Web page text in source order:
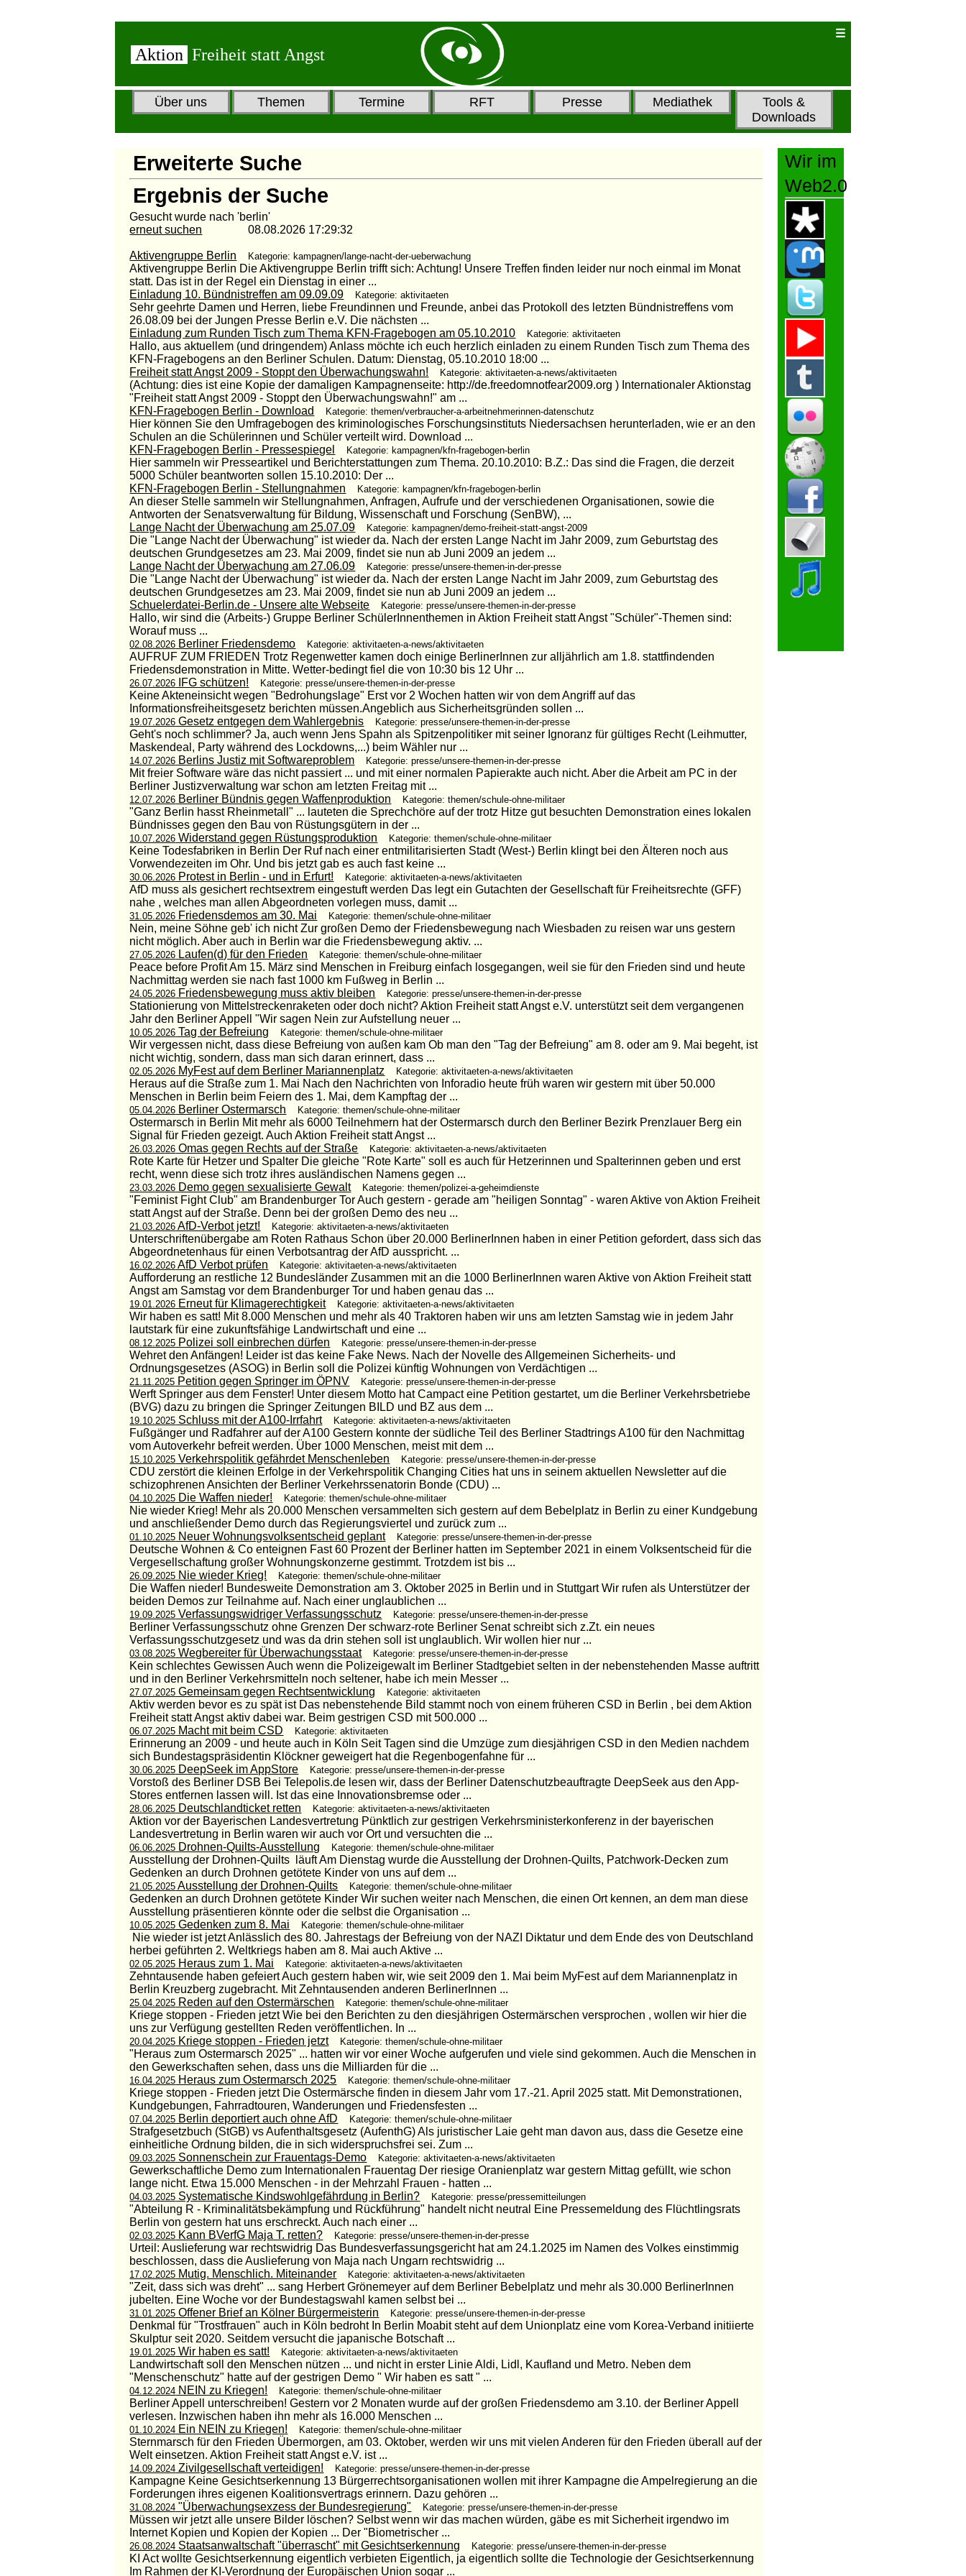
Aktion Freiheit statt Angst
Über uns Themen Termine RFT Presse Mediathek
Tools &
Downloads
Erweiterte Suche
Ergebnis der Suche
Gesucht wurde nach 'berlin'
erneut suchen 08.08.2026 17:29:32
Aktivengruppe Berlin Kategorie: kampagnen/lange-nacht-der-ueberwachung
Aktivengruppe Berlin Die Aktivengruppe Berlin trifft sich: Achtung! Unsere Treffen finden leider nur noch einmal im Monat
statt. Das ist in der Regel ein Dienstag in einer ...
Einladung 10. Bündnistreffen am 09.09.09
Kategorie: aktivitaeten
Sehr geehrte Damen und Herren, liebe Freundinnen und Freunde, anbei das Protokoll des letzten Bündnistreffens vom
26.08.09 bei der Jungen Presse Berlin e.V. Die nächsten ...
Einladung zum Runden Tisch zum Thema KFN-Fragebogen am 05.10.2010
Kategorie: aktivitaeten
Hallo, aus aktuellem (und dringendem) Anlass möchte ich euch herzlich einladen zu einem Runden Tisch zum Thema des
KFN-Fragebogens an den Berliner Schulen. Datum: Dienstag, 05.10.2010 18:00 ...
Freiheit statt Angst 2009 - Stoppt den Überwachungswahn!
Kategorie: aktivitaeten-a-news/aktivitaeten
(Achtung: dies ist eine Kopie der damaligen Kampagnenseite: http://de.freedomnotfear2009.org ) Internationaler Aktionstag
"Freiheit statt Angst 2009 - Stoppt den Überwachungswahn!" am ...
KFN-Fragebogen Berlin - Download
Kategorie: themen/verbraucher-a-arbeitnehmerinnen-datenschutz
Hier können Sie den Umfragebogen des kriminologisches Forschungsinstituts Niedersachsen herunterladen, wie er an den
Schulen an die Schülerinnen und Schüler verteilt wird. Download ...
KFN-Fragebogen Berlin - Pressespiegel
Kategorie: kampagnen/kfn-fragebogen-berlin
Hier sammeln wir Presseartikel und Berichterstattungen zum Thema. 20.10.2010: B.Z.: Das sind die Fragen, die derzeit
5000 Schüler beantworten sollen 15.10.2010: Der ...
KFN-Fragebogen Berlin - Stellungnahmen
Kategorie: kampagnen/kfn-fragebogen-berlin
An dieser Stelle sammeln wir Stellungnahmen, Anfragen, Aufrufe und der verschiedenen Organisationen, sowie die
Antworten der Senatsverwaltung für Bildung, Wissenschaft und Forschung (SenBW), ...
Lange Nacht der Überwachung am 25.07.09
Kategorie: kampagnen/demo-freiheit-statt-angst-2009
Die "Lange Nacht der Überwachung" ist wieder da. Nach der ersten Lange Nacht im Jahr 2009, zum Geburtstag des
deutschen Grundgesetzes am 23. Mai 2009, findet sie nun ab Juni 2009 an jedem ...
Lange Nacht der Überwachung am 27.06.09
Kategorie: presse/unsere-themen-in-der-presse
Die "Lange Nacht der Überwachung" ist wieder da. Nach der ersten Lange Nacht im Jahr 2009, zum Geburtstag des
deutschen Grundgesetzes am 23. Mai 2009, findet sie nun ab Juni 2009 an jedem ...
Schuelerdatei-Berlin.de - Unsere alte Webseite
Kategorie: presse/unsere-themen-in-der-presse
Hallo, wir sind die (Arbeits-) Gruppe Berliner SchülerInnenthemen in Aktion Freiheit statt Angst "Schüler"-Themen sind:
Worauf muss ...
02.08.2026 Berliner Friedensdemo Kategorie: aktivitaeten-a-news/aktivitaeten
AUFRUF ZUM FRIEDEN Trotz Regenwetter kamen doch einige BerlinerInnen zur alljährlich am 1.8. stattfindenden
Friedensdemonstration in Mitte. Wetter-bedingt fiel die von 10:30 bis 12 Uhr ...
26.07.2026 IFG schützen! Kategorie: presse/unsere-themen-in-der-presse
Keine Akteneinsicht wegen "Bedrohungslage" Erst vor 2 Wochen hatten wir von dem Angriff auf das
Informationsfreiheitsgesetz berichten müssen.Angeblich aus Sicherheitsgründen sollen ...
19.07.2026 Gesetz entgegen dem Wahlergebnis Kategorie: presse/unsere-themen-in-der-presse
Geht's noch schlimmer? Ja, auch wenn Jens Spahn als Spitzenpolitiker mit seiner Ignoranz für gültiges Recht (Leihmutter,
Maskendeal, Party während des Lockdowns,...) beim Wähler nur ...
14.07.2026 Berlins Justiz mit Softwareproblem Kategorie: presse/unsere-themen-in-der-presse
Mit freier Software wäre das nicht passiert ... und mit einer normalen Papierakte auch nicht. Aber die Arbeit am PC in der
Berliner Justizverwaltung war schon am letzten Freitag mit ...
12.07.2026 Berliner Bündnis gegen Waffenproduktion Kategorie: themen/schule-ohne-militaer
"Ganz Berlin hasst Rheinmetall" ... lauteten die Sprechchöre auf der trotz Hitze gut besuchten Demonstration eines lokalen
Bündnisses gegen den Bau von Rüstungsgütern in der ...
10.07.2026 Widerstand gegen Rüstungsproduktion Kategorie: themen/schule-ohne-militaer
Keine Todesfabriken in Berlin Der Ruf nach einer entmilitarisierten Stadt (West-) Berlin klingt bei den Älteren noch aus
Vorwendezeiten im Ohr. Und bis jetzt gab es auch fast keine ...
30.06.2026 Protest in Berlin - und in Erfurt! Kategorie: aktivitaeten-a-news/aktivitaeten
AfD muss als gesichert rechtsextrem eingestuft werden Das legt ein Gutachten der Gesellschaft für Freiheitsrechte (GFF)
nahe , welches man allen Abgeordneten vorlegen muss, damit ...
31.05.2026 Friedensdemos am 30. Mai Kategorie: themen/schule-ohne-militaer
Nein, meine Söhne geb' ich nicht Zur großen Demo der Friedensbewegung nach Wiesbaden zu reisen war uns gestern
nicht möglich. Aber auch in Berlin war die Friedensbewegung aktiv. ...
27.05.2026 Laufen(d) für den Frieden Kategorie: themen/schule-ohne-militaer
Peace before Profit Am 15. März sind Menschen in Freiburg einfach losgegangen, weil sie für den Frieden sind und heute
Nachmittag werden sie nach fast 1000 km Fußweg in Berlin ...
24.05.2026 Friedensbewegung muss aktiv bleiben Kategorie: presse/unsere-themen-in-der-presse
Stationierung von Mittelstreckenraketen oder doch nicht? Aktion Freiheit statt Angst e.V. unterstützt seit dem vergangenen
Jahr den Berliner Appell "Wir sagen Nein zur Aufstellung neuer ...
10.05.2026 Tag der Befreiung Kategorie: themen/schule-ohne-militaer
Wir vergessen nicht, dass diese Befreiung von außen kam Ob man den "Tag der Befreiung" am 8. oder am 9. Mai begeht, ist
nicht wichtig, sondern, dass man sich daran erinnert, dass ...
02.05.2026 MyFest auf dem Berliner Mariannenplatz Kategorie: aktivitaeten-a-news/aktivitaeten
Heraus auf die Straße zum 1. Mai Nach den Nachrichten von Inforadio heute früh waren wir gestern mit über 50.000
Menschen in Berlin beim Feiern des 1. Mai, dem Kampftag der ...
05.04.2026 Berliner Ostermarsch Kategorie: themen/schule-ohne-militaer
Ostermarsch in Berlin Mit mehr als 6000 Teilnehmern hat der Ostermarsch durch den Berliner Bezirk Prenzlauer Berg ein
Signal für Frieden gezeigt. Auch Aktion Freiheit statt Angst ...
26.03.2026 Omas gegen Rechts auf der Straße Kategorie: aktivitaeten-a-news/aktivitaeten
Rote Karte für Hetzer und Spalter Die gleiche "Rote Karte" soll es auch für Hetzerinnen und Spalterinnen geben und erst
recht, wenn diese sich trotz ihres ausländischen Namens gegen ...
23.03.2026 Demo gegen sexualisierte Gewalt Kategorie: themen/polizei-a-geheimdienste
"Feminist Fight Club" am Brandenburger Tor Auch gestern - gerade am "heiligen Sonntag" - waren Aktive von Aktion Freiheit
statt Angst auf der Straße. Denn bei der großen Demo des neu ...
21.03.2026 AfD-Verbot jetzt! Kategorie: aktivitaeten-a-news/aktivitaeten
Unterschriftenübergabe am Roten Rathaus Schon über 20.000 BerlinerInnen haben in einer Petition gefordert, dass sich das
Abgeordnetenhaus für einen Verbotsantrag der AfD ausspricht. ...
16.02.2026 AfD Verbot prüfen Kategorie: aktivitaeten-a-news/aktivitaeten
Aufforderung an restliche 12 Bundesländer Zusammen mit an die 1000 BerlinerInnen waren Aktive von Aktion Freiheit statt
Angst am Samstag vor dem Brandenburger Tor und haben genau das ...
19.01.2026 Erneut für Klimagerechtigkeit Kategorie: aktivitaeten-a-news/aktivitaeten
Wir haben es satt! Mit 8.000 Menschen und mehr als 40 Traktoren haben wir uns am letzten Samstag wie in jedem Jahr
lautstark für eine zukunftsfähige Landwirtschaft und eine ...
08.12.2025 Polizei soll einbrechen dürfen Kategorie: presse/unsere-themen-in-der-presse
Wehret den Anfängen! Leider ist das keine Fake News. Nach der Novelle des Allgemeinen Sicherheits- und
Ordnungsgesetzes (ASOG) in Berlin soll die Polizei künftig Wohnungen von Verdächtigen ...
21.11.2025 Petition gegen Springer im ÖPNV Kategorie: presse/unsere-themen-in-der-presse
Werft Springer aus dem Fenster! Unter diesem Motto hat Campact eine Petition gestartet, um die Berliner Verkehrsbetriebe
(BVG) dazu zu bringen die Springer Zeitungen BILD und BZ aus dem ...
19.10.2025 Schluss mit der A100-Irrfahrt Kategorie: aktivitaeten-a-news/aktivitaeten
Fußgänger und Radfahrer auf der A100 Gestern konnte der südliche Teil des Berliner Stadtrings A100 für den Nachmittag
vom Autoverkehr befreit werden. Über 1000 Menschen, meist mit dem ...
15.10.2025 Verkehrspolitik gefährdet Menschenleben Kategorie: presse/unsere-themen-in-der-presse
CDU zerstört die kleinen Erfolge in der Verkehrspolitik Changing Cities hat uns in seinem aktuellen Newsletter auf die
schizophrenen Ansichten der Berliner Verkehrssenatorin Bonde (CDU) ...
04.10.2025 Die Waffen nieder! Kategorie: themen/schule-ohne-militaer
Nie wieder Krieg! Mehr als 20.000 Menschen versammelten sich gestern auf dem Bebelplatz in Berlin zu einer Kundgebung
und anschließender Demo durch das Regierungsviertel und zurück zum ...
01.10.2025 Neuer Wohnungsvolksentscheid geplant Kategorie: presse/unsere-themen-in-der-presse
Deutsche Wohnen & Co enteignen Fast 60 Prozent der Berliner hatten im September 2021 in einem Volksentscheid für die
Vergesellschaftung großer Wohnungskonzerne gestimmt. Trotzdem ist bis ...
26.09.2025 Nie wieder Krieg! Kategorie: themen/schule-ohne-militaer
Die Waffen nieder! Bundesweite Demonstration am 3. Oktober 2025 in Berlin und in Stuttgart Wir rufen als Unterstützer der
beiden Demos zur Teilnahme auf. Nach einer unglaublichen ...
19.09.2025 Verfassungswidriger Verfassungsschutz Kategorie: presse/unsere-themen-in-der-presse
Berliner Verfassungsschutz ohne Grenzen Der schwarz-rote Berliner Senat schreibt sich z.Zt. ein neues
Verfassungsschutzgesetz und was da drin stehen soll ist unglaublich. Wir wollen hier nur ...
03.08.2025 Wegbereiter für Überwachungsstaat Kategorie: presse/unsere-themen-in-der-presse
Kein schlechtes Gewissen Auch wenn die Polizeigewalt im Berliner Stadtgebiet selten in der nebenstehenden Masse auftritt
und in den Berliner Verkehrsmitteln noch seltener, habe ich mein Messer ...
27.07.2025 Gemeinsam gegen Rechtsentwicklung Kategorie: aktivitaeten
Aktiv werden bevor es zu spät ist Das nebenstehende Bild stammt noch von einem früheren CSD in Berlin , bei dem Aktion
Freiheit statt Angst aktiv dabei war. Beim gestrigen CSD mit 500.000 ...
06.07.2025 Macht mit beim CSD Kategorie: aktivitaeten
Erinnerung an 2009 - und heute auch in Köln Seit Tagen sind die Umzüge zum diesjährigen CSD in den Medien nachdem
sich Bundestagspräsidentin Klöckner geweigert hat die Regenbogenfahne für ...
30.06.2025 DeepSeek im AppStore Kategorie: presse/unsere-themen-in-der-presse
Vorstoß des Berliner DSB Bei Telepolis.de lesen wir, dass der Berliner Datenschutzbeauftragte DeepSeek aus den App-
Stores entfernen lassen will. Ist das eine Innovationsbremse oder ...
28.06.2025 Deutschlandticket retten Kategorie: aktivitaeten-a-news/aktivitaeten
Aktion vor der Bayerischen Landes­vertretung Pünktlich zur gestrigen Verkehrsministerkonferenz in der bayerischen
Landesvertretung in Berlin waren wir auch vor Ort und versuchten die ...
06.06.2025 Drohnen-Quilts-Ausstellung Kategorie: themen/schule-ohne-militaer
Ausstellung der Drohnen-Quilts läuft Am Dienstag wurde die Ausstellung der Drohnen-Quilts, Patchwork-Decken zum
Gedenken an durch Drohnen getötete Kinder von uns auf dem ...
21.05.2025 Ausstellung der Drohnen-Quilts Kategorie: themen/schule-ohne-militaer
Gedenken an durch Drohnen getötete Kinder Wir suchen weiter nach Menschen, die einen Ort kennen, an dem man diese
Ausstellung präsentieren könnte oder die selbst die Organisation ...
10.05.2025 Gedenken zum 8. Mai Kategorie: themen/schule-ohne-militaer
Nie wieder ist jetzt Anlässlich des 80. Jahrestags der Befreiung von der NAZI Diktatur und dem Ende des von Deutschland
herbei geführten 2. Weltkriegs haben am 8. Mai auch Aktive ...
02.05.2025 Heraus zum 1. Mai Kategorie: aktivitaeten-a-news/aktivitaeten
Zehntausende haben gefeiert Auch gestern haben wir, wie seit 2009 den 1. Mai beim MyFest auf dem Mariannenplatz in
Berlin Kreuzberg zugebracht. Mit Zehntausenden anderen BerlinerInnen ...
25.04.2025 Reden auf den Ostermärschen Kategorie: themen/schule-ohne-militaer
Kriege stoppen - Frieden jetzt Wie bei den Berichten zu den diesjährigen Ostermärschen versprochen , wollen wir hier die
uns zur Verfügung gestellten Reden veröffentlichen. In ...
20.04.2025 Kriege stoppen - Frieden jetzt Kategorie: themen/schule-ohne-militaer
"Heraus zum Ostermarsch 2025" ... hatten wir vor einer Woche aufgerufen und viele sind gekommen. Auch die Menschen in
den Gewerkschaften sehen, dass uns die Milliarden für die ...
16.04.2025 Heraus zum Ostermarsch 2025 Kategorie: themen/schule-ohne-militaer
Kriege stoppen - Frieden jetzt Die Ostermärsche finden in diesem Jahr vom 17.-21. April 2025 statt. Mit Demonstrationen,
Kundgebungen, Fahrradtouren, Wanderungen und Friedensfesten ...
07.04.2025 Berlin deportiert auch ohne AfD Kategorie: themen/schule-ohne-militaer
Strafgesetzbuch (StGB) vs Aufenthaltsgesetz (AufenthG) Als juristischer Laie geht man davon aus, dass die Gesetze eine
einheitliche Ordnung bilden, die in sich widerspruchsfrei sei. Zum ...
09.03.2025 Sonnenschein zur Frauentags-Demo Kategorie: aktivitaeten-a-news/aktivitaeten
Gewerkschaftliche Demo zum Internationalen Frauentag Der riesige Oranienplatz war gestern Mittag gefüllt, wie schon
lange nicht. Etwa 15.000 Menschen - in der Mehrzahl Frauen - hatten ...
04.03.2025 Systematische Kindswohlgefährdung in Berlin? Kategorie: presse/pressemitteilungen
"Abteilung R - Kriminalitätsbekämpfung und Rückführung" handelt nicht neutral Eine Pressemeldung des Flüchtlingsrats
Berlin von gestern hat uns erschreckt. Auch nach einer ...
02.03.2025 Kann BVerfG Maja T. retten? Kategorie: presse/unsere-themen-in-der-presse
Urteil: Auslieferung war rechtswidrig Das Bundesverfassungsgericht hat am 24.1.2025 im Namen des Volkes einstimmig
beschlossen, dass die Auslieferung von Maja nach Ungarn rechtswidrig ...
17.02.2025 Mutig. Menschlich. Miteinander Kategorie: aktivitaeten-a-news/aktivitaeten
"Zeit, dass sich was dreht" ... sang Herbert Grönemeyer auf dem Berliner Bebelplatz und mehr als 30.000 BerlinerInnen
jubelten. Eine Woche vor der Bundestagswahl kamen selbst bei ...
31.01.2025 Offener Brief an Kölner Bürgermeisterin Kategorie: presse/unsere-themen-in-der-presse
Denkmal für "Trostfrauen" auch in Köln bedroht In Berlin Moabit steht auf dem Unionplatz eine vom Korea-Verband initiierte
Skulptur seit 2020. Seitdem versucht die japanische Botschaft ...
19.01.2025 Wir haben es satt! Kategorie: aktivitaeten-a-news/aktivitaeten
Landwirtschaft soll den Menschen nützen ... und nicht in erster Linie Aldi, Lidl, Kaufland und Metro. Neben dem
"Menschenschutz" hatte auf der gestrigen Demo " Wir haben es satt " ...
04.12.2024 NEIN zu Kriegen! Kategorie: themen/schule-ohne-militaer
Berliner Appell unterschreiben! Gestern vor 2 Monaten wurde auf der großen Friedensdemo am 3.10. der Berliner Appell
verlesen. Inzwischen haben ihn mehr als 16.000 Menschen ...
01.10.2024 Ein NEIN zu Kriegen! Kategorie: themen/schule-ohne-militaer
Sternmarsch für den Frieden Übermorgen, am 03. Oktober, werden wir uns mit vielen Anderen für den Frieden überall auf der
Welt einsetzen. Aktion Freiheit statt Angst e.V. ist ...
14.09.2024 Zivilgesellschaft verteidigen! Kategorie: presse/unsere-themen-in-der-presse
Kampagne Keine Gesichtserkennung 13 Bürgerrechtsorganisationen wollen mit ihrer Kampagne die Ampelregierung an die
Forderungen ihres eigenen Koalitionsvertrags erinnern. Dazu gehören ...
31.08.2024 "Überwachungsexzess der Bundesregierung" Kategorie: presse/unsere-themen-in-der-presse
Müssen wir jetzt alle unsere Bilder löschen? Selbst wenn wir das machen würden, gäbe es mit Sicherheit irgendwo im
Internet Kopien und Kopien der Kopien ... Der "Biometrischer ...
26.08.2024 Staatsanwaltschaft "überrascht" mit Gesichtserkennung Kategorie: presse/unsere-themen-in-der-presse
KI Act wollte Gesichtserkennung eigentlich verbieten Eigentlich, ja eigentlich sollte die Technologie der Gesichtserkennung
Im Rahmen der KI-Verordnung der Europäischen Union sogar ...
Wir im
Web2.0